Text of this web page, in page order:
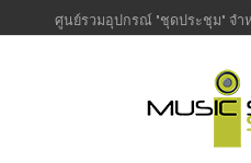
ศูนย์รวมอุปกรณ์ "ชุดประชุม" จำ